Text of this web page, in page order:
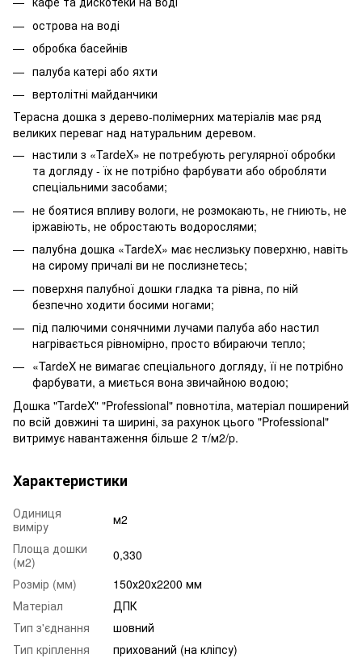
острова на воді
обробка басейнів
палуба катері або яхти
вертолітні майданчики
Терасна дошка з дерево-полімерних матеріалів має ряд
великих переваг над натуральним деревом.
настили з «TardeX» не потребують регулярної обробки
та догляду - їх не потрібно фарбувати або обробляти
спеціальними засобами;
не боятися впливу вологи, не розмокають, не гниють, не
іржавіють, не обростають водорослями;
палубна дошка «TardeX» має неслизьку поверхню, навіть
на сирому причалі ви не послизнетесь;
поверхня палубної дошки гладка та рівна, по ній
безпечно ходити босими ногами;
під палючими сонячними лучами палуба або настил
нагрівається рівномірно, просто вбираючи тепло;
«TardeX не вимагає спеціального догляду, її не потрібно
фарбувати, а миється вона звичайною водою;
Дошка "TardeX" "Professional" повнотіла, матеріал поширений
по всій довжині та ширині, за рахунок цього "Professional"
витримує навантаження більше 2 т/м2/p.
Характеристики
Одиниця
виміру
м2
Площа дошки
(м2)
0,330
Розмір (мм)
150х20х2200 мм
Матеріал
ДПК
Тип з'єднання
шовний
Тип кріплення
прихований (на кліпсу)